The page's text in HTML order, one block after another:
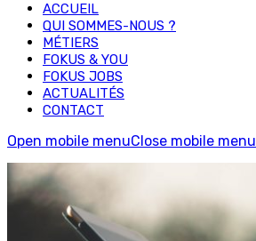
ACCUEIL
QUI SOMMES-NOUS ?
MÉTIERS
FOKUS & YOU
FOKUS JOBS
ACTUALITÉS
CONTACT
Open mobile menuClose mobile menu